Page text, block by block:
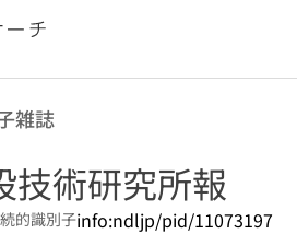
雑誌
技術研究所報
的識別子info:ndljp/pid/11073197